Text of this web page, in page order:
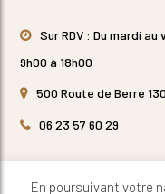
Sur RDV : Du mardi
9h00 à 18h00
500 Route de Berre
06 23 57 60 29
En poursuivant votre